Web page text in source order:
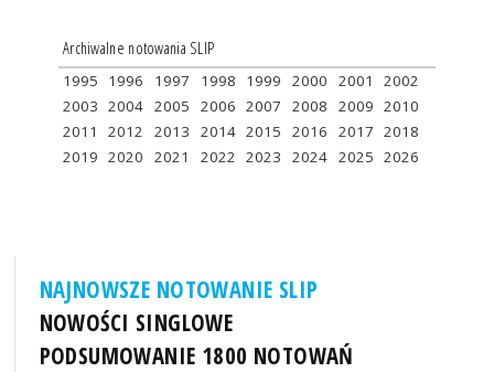
Archiwalne notowania SLIP
1995 1996 1997 1998 1999 2000 2001
2002
2003 2004 2005 2006 2007 2008 2009 2010
2011
2012 2013 2014 2015 2016 2017 2018
2019 2020 2021 2022 2023 2024 2025 2026
NAJNOWSZE NOTOWANIE SLIP
NOWOŚCI SINGLOWE
PODSUMOWANIE 1800 NOTOWAŃ